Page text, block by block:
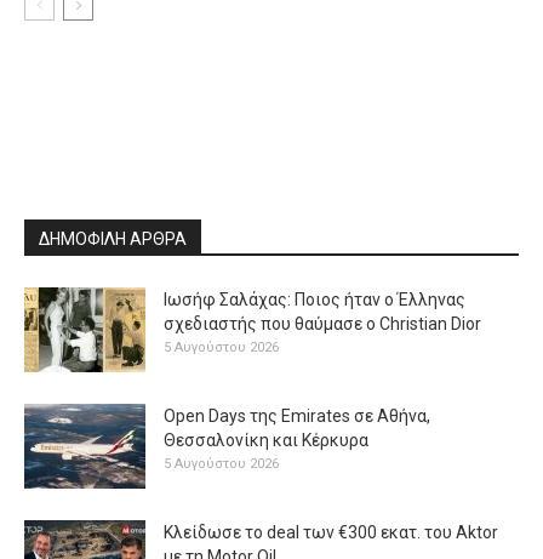
ΔΗΜΟΦΙΛΗ ΑΡΘΡΑ
Ιωσήφ Σαλάχας: Ποιος ήταν ο Έλληνας
σχεδιαστής που θαύμασε ο Christian Dior
5 Αυγούστου 2026
Open Days της Emirates σε Αθήνα,
Θεσσαλονίκη και Κέρκυρα
5 Αυγούστου 2026
Κλείδωσε το deal των €300 εκατ. του Aktor